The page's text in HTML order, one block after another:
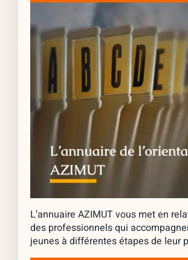
L’annuaire AZIMUT vous met en
des professionnels qui
jeunes à différentes étapes de leur